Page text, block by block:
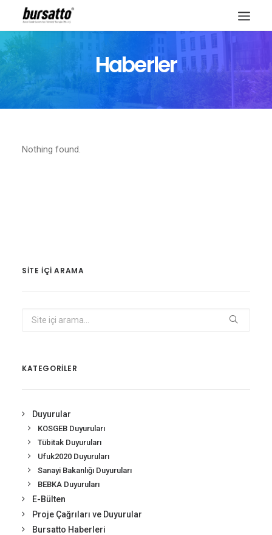
Haberler
Nothing found.
SITE IÇI ARAMA
KATEGORİLER
Duyurular
KOSGEB Duyuruları
Tübitak Duyuruları
Ufuk2020 Duyuruları
Sanayi Bakanlığı Duyuruları
BEBKA Duyuruları
E-Bülten
Proje Çağrıları ve Duyurular
Bursatto Haberleri